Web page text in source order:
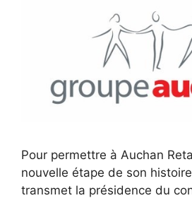
Pour permettre à Auchan
nouvelle étape de son
transmet la présidence du